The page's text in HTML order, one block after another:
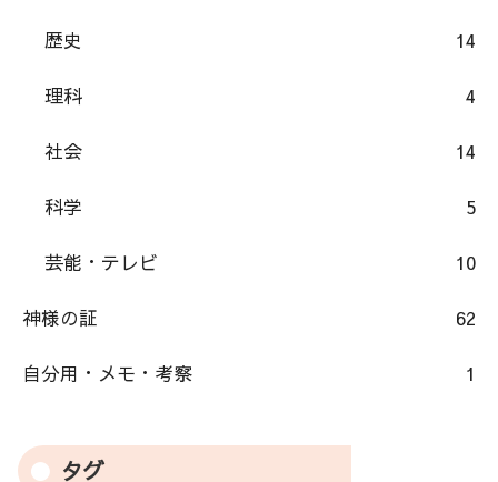
歴史 14
理科 4
社会 14
科学 5
芸能・テレビ 10
神様の証 62
自分用・メモ・考察 1
タグ